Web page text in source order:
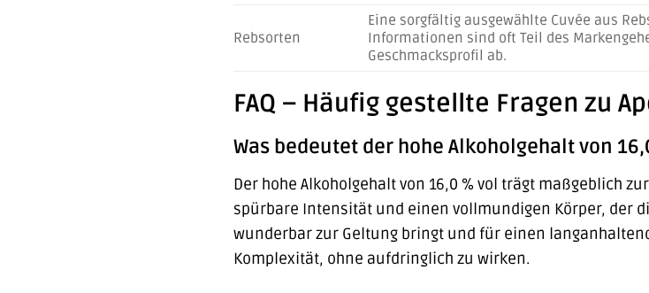
Rebsorten
Eine sorgfältig ausgewählte Cuvée aus
Informationen sind oft Teil des
Geschmacksprofil ab.
FAQ – Häufig gestellte Fragen zu
Was bedeutet der hohe Alkoholgehalt von
Der hohe Alkoholgehalt von 16,0 % vol trägt maßgeblich
spürbare Intensität und einen vollmundigen Körper, der
wunderbar zur Geltung bringt und für einen
Komplexität, ohne aufdringlich zu wirken.